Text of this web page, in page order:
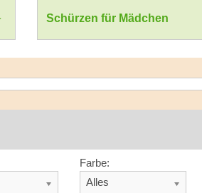
Schürzen für Mädchen
Farbe:
Alles